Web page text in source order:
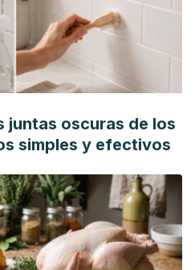
juntas oscuras de los
simples y efectivos